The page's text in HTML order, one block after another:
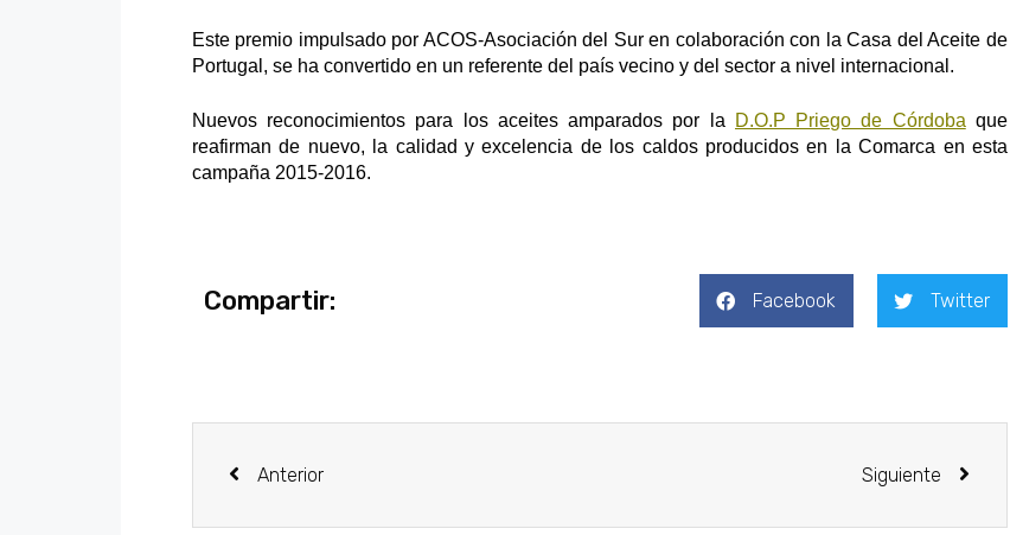
Este premio impulsado por ACOS-Asociación del Sur en colaboración con la Casa del Aceite de
Portugal, se ha convertido en un referente del país vecino y del sector a nivel internacional.
Nuevos reconocimientos para los aceites amparados por la D.O.P Priego de Córdoba que
reafirman de nuevo, la calidad y excelencia de los caldos producidos en la Comarca en esta
campaña 2015-2016.
Compartir: Facebook Twitter
Anterior Siguiente